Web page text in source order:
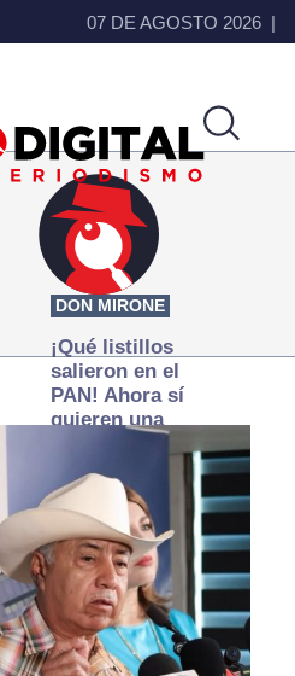
07 DE AGOSTO 2026
DON MIRONE
¡Qué listillos
salieron en el
PAN! Ahora sí
quieren una
autónoma… y
transexenal